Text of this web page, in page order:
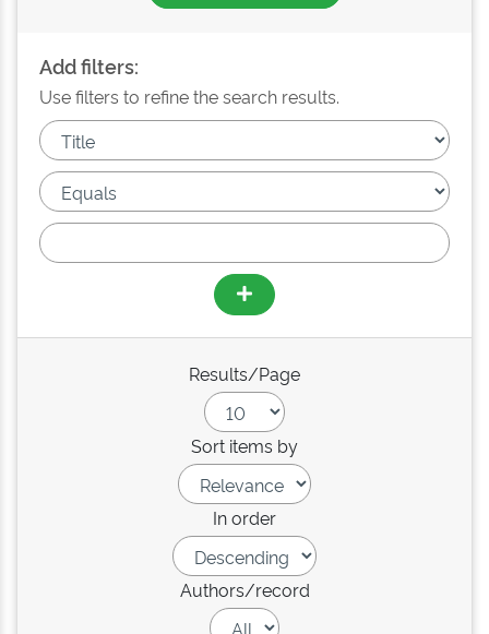
Add filters:
Use filters to refine the search results.
Results/Page
Sort items by
In order
Authors/record